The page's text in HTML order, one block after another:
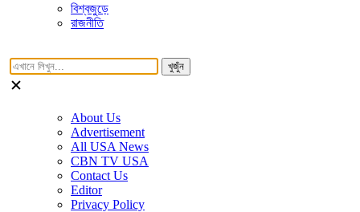
বিশ্বজুড়ে
রাজনীতি
খুজুঁন
About Us
Advertisement
All USA News
CBN TV USA
Contact Us
Editor
Privacy Policy